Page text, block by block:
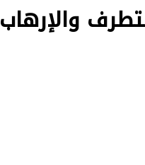
والإرهاب